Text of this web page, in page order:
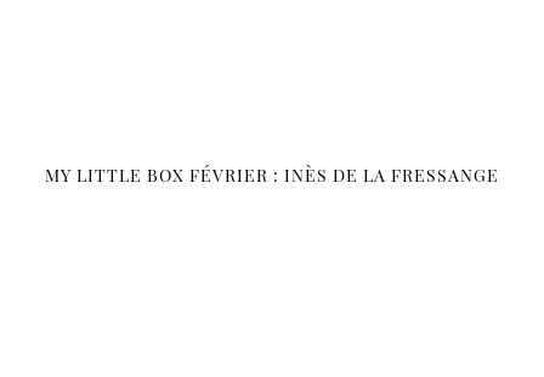
MY LITTLE BOX FÉVRIER : INÈS DE LA FRESSANGE